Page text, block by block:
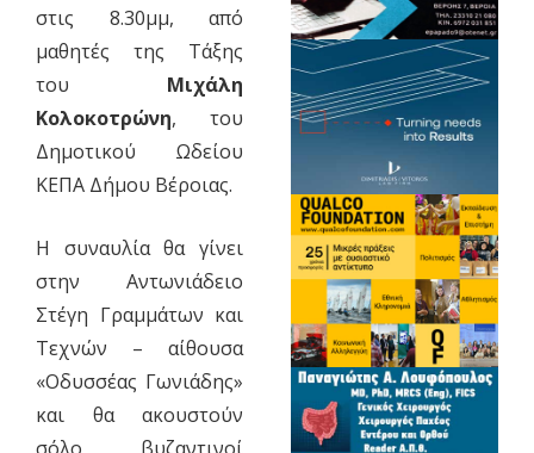
στις 8.30μμ, από
μαθητές της Τάξης
του Μιχάλη
Κολοκοτρώνη, του
Δημοτικού Ωδείου
ΚΕΠΑ Δήμου Βέροιας.
Η συναυλία θα γίνει
στην Αντωνιάδειο
Στέγη Γραμμάτων και
Τεχνών – αίθουσα
«Οδυσσέας Γωνιάδης»
και θα ακουστούν